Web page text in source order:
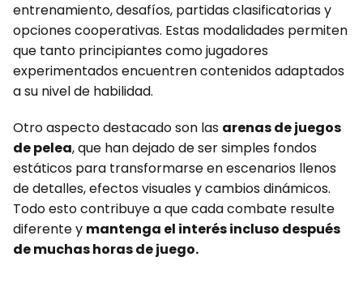
entrenamiento, desafíos, partidas clasificatorias y
opciones cooperativas. Estas modalidades permiten
que tanto principiantes como jugadores
experimentados encuentren contenidos adaptados
a su nivel de habilidad.
Otro aspecto destacado son las arenas de juegos
de pelea, que han dejado de ser simples fondos
estáticos para transformarse en escenarios llenos
de detalles, efectos visuales y cambios dinámicos.
Todo esto contribuye a que cada combate resulte
diferente y mantenga el interés incluso después
de muchas horas de juego.